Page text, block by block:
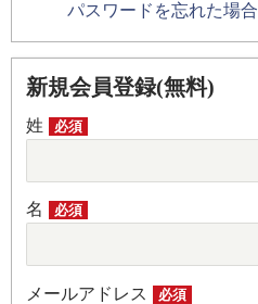
パスワードを忘れた場合
新規会員登録(無料)
姓 必須
名 必須
メールアドレス 必須